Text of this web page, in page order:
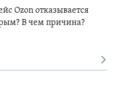
Ozon отказывается
В чем причина?